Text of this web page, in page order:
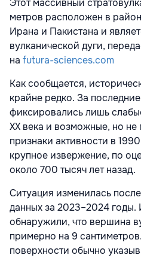
Этот массивный
метров расположен в
Ирана и Пакистана и
вулканической дуги,
на futura-sciences.com
Как сообщается,
крайне редко. За
фиксировались лишь
XX века и возможные, но
признаки активности в
крупное извержение, по
около 700 тысяч лет назад.
Ситуация изменилась
данных за 2023–2024 годы.
обнаружили, что вершина
примерно на 9
поверхности обычно